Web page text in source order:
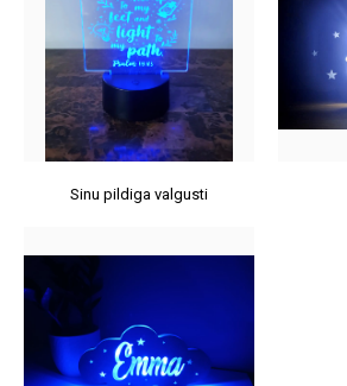
Sinu pildiga valgusti